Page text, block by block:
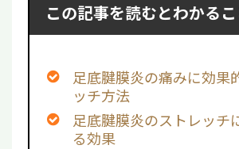
この記事を読むとわかるこ
足底腱膜炎の痛みに効果
ッチ方法
足底腱膜炎のストレッチ
る効果